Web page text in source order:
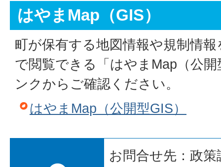
はやまMap（GIS）
町が保有する地図情報や規制情
で閲覧できる「はやまMap（公
ンクからご確認ください。
はやまMap（公開型GIS）
お問合せ先：政策